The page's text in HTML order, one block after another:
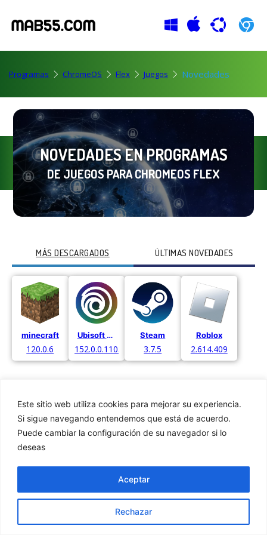
Este sitio web utiliza cookies para mejorar su experiencia.
Si sigue navegando entendemos que está de acuerdo.
Puede cambiar la configuración de su navegador si lo
deseas
Rechazar
Aceptar
Programas ChromeOS Flex Juegos Novedades
NOVEDADES EN PROGRAMAS
DE JUEGOS PARA CHROMEOS FLEX
MÁS DESCARGADOS ÚLTIMAS NOVEDADES
minecraft
120.0.6
Ubisoft Connect
152.0.0.11052
Steam
3.7.5
Roblox
2.614.409